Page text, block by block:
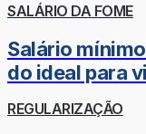
SALÁRIO DA FOME
Salário
do ideal para
REGULARIZAÇÃO